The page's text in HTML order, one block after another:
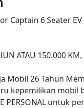
Captain 6 Seater
ATAU 150.000
Mobil 26 Tahun
kepemilikan mobil
PERSONAL